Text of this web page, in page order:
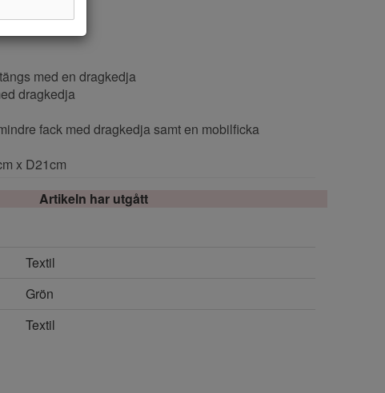
med en dragkedja
dragkedja
fack med dragkedja samt en mobilficka
x D21cm
Artikeln har utgått
Textil
Grön
Textil